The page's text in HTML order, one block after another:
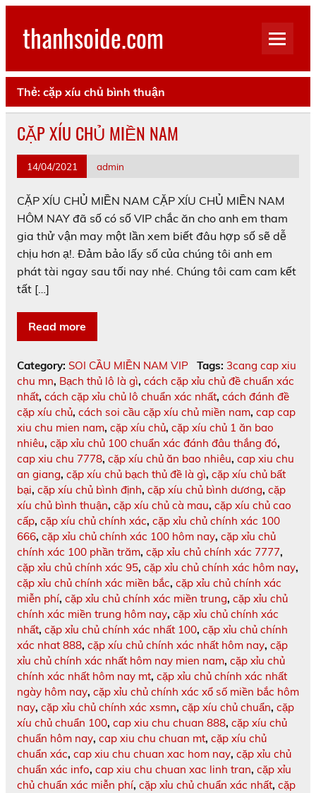
Skip
contentthanhsoide.com
Thẻ: cặp xíu chủ bình thuận
CẶP XÍU CHỦ MIỀN NAM
14/04/2021 admin
CẶP XÍU CHỦ MIỀN NAM CẶP XÍU CHỦ MIỀN NAM
HÔM NAY đã số có số VIP chắc ăn cho anh em tham
gia thử vận may một lần xem biết đâu hợp số sẽ dễ
chịu hơn ạ!. Đảm bảo lấy số của chúng tôi anh em
phát tài ngay sau tối nay nhé. Chúng tôi cam cam kết
tất […]
Read more
Category: SOI CẦU MIỀN NAM VIP Tags: 3cang cap xiu
chu mn, Bạch thủ lô là gì, cách cặp xỉu chủ đề chuẩn xác
nhất, cách cặp xỉu chủ lô chuẩn xác nhất, cách đánh đề
cặp xíu chủ, cách soi cầu cặp xíu chủ miền nam, cap cap
xiu chu mien nam, cặp xíu chủ, cặp xíu chủ 1 ăn bao
nhiêu, cặp xỉu chủ 100 chuẩn xác đánh đâu thắng đó,
cap xiu chu 7778, cặp xíu chủ ăn bao nhiêu, cap xiu chu
an giang, cặp xíu chủ bạch thủ đề là gì, cặp xíu chủ bất
bại, cặp xíu chủ bình định, cặp xíu chủ bình dương, cặp
xíu chủ bình thuận, cặp xíu chủ cà mau, cặp xíu chủ cao
cấp, cặp xíu chủ chính xác, cặp xỉu chủ chính xác 100
666, cặp xỉu chủ chính xác 100 hôm nay, cặp xỉu chủ
chính xác 100 phần trăm, cặp xỉu chủ chính xác 7777,
cặp xỉu chủ chính xác 95, cặp xỉu chủ chính xác hôm nay,
cặp xỉu chủ chính xác miền bắc, cặp xỉu chủ chính xác
miễn phí, cặp xỉu chủ chính xác miền trung, cặp xỉu chủ
chính xác miền trung hôm nay, cặp xỉu chủ chính xác
nhất, cặp xỉu chủ chính xác nhất 100, cặp xỉu chủ chính
xác nhat 888, cặp xíu chủ chính xác nhất hôm nay, cặp
xỉu chủ chính xác nhất hôm nay mien nam, cặp xỉu chủ
chính xác nhất hôm nay mt, cặp xỉu chủ chính xác nhất
ngày hôm nay, cặp xỉu chủ chính xác xổ số miền bắc hôm
nay, cặp xỉu chủ chính xác xsmn, cặp xíu chủ chuẩn, cặp
xíu chủ chuẩn 100, cap xiu chu chuan 888, cặp xíu chủ
chuẩn hôm nay, cap xiu chu chuan mt, cặp xíu chủ
chuẩn xác, cap xiu chu chuan xac hom nay, cặp xỉu chủ
chuẩn xác info, cap xiu chu chuan xac linh tran, cặp xỉu
chủ chuẩn xác miễn phí, cặp xỉu chủ chuẩn xác nhất, cặp